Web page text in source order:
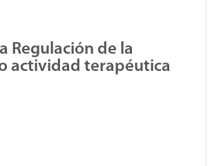
Regulación de la
actividad terapéutica